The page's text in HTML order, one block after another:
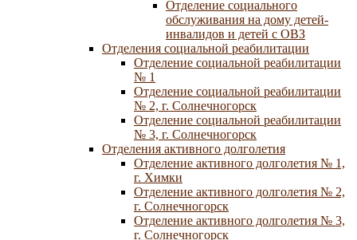
Отделение социального
обслуживания на дому детей-
инвалидов и детей с ОВЗ
Отделения социальной реабилитации
Отделение социальной реабилитации
№ 1
Отделение социальной реабилитации
№ 2, г. Солнечногорск
Отделение социальной реабилитации
№ 3, г. Солнечногорск
Отделения активного долголетия
Отделение активного долголетия № 1,
г. Химки
Отделение активного долголетия № 2,
г. Солнечногорск
Отделение активного долголетия № 3,
г. Солнечногорск